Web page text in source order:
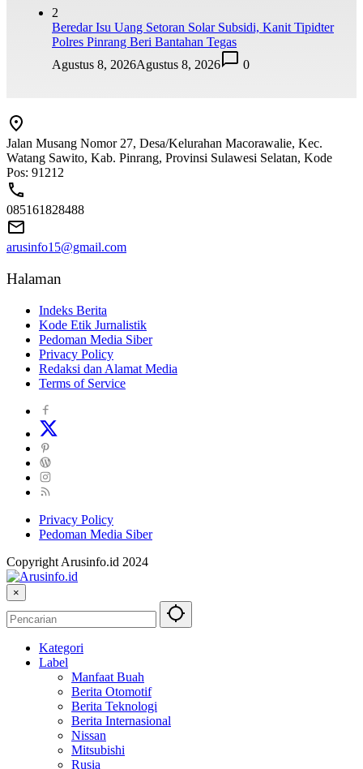
2
Beredar Isu Uang Setoran Solar Subsidi, Kanit Tipidter
Polres Pinrang Beri Bantahan Tegas
Agustus 8, 2026Agustus 8, 2026 0
Jalan Musang Nomor 27, Desa/Kelurahan Macorawalie, Kec.
Watang Sawito, Kab. Pinrang, Provinsi Sulawesi Selatan, Kode
Pos: 91212
085161828488
arusinfo15@gmail.com
Halaman
Indeks Berita
Kode Etik Jurnalistik
Pedoman Media Siber
Privacy Policy
Redaksi dan Alamat Media
Terms of Service
Privacy Policy
Pedoman Media Siber
Copyright Arusinfo.id 2024
×
Kategori
Label
Manfaat Buah
Berita Otomotif
Berita Teknologi
Berita Internasional
Nissan
Mitsubishi
Rusia